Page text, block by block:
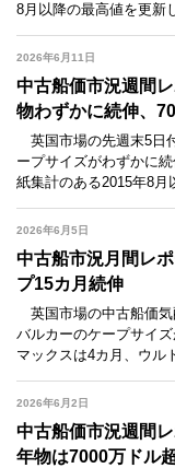
8月以降の最高値を更新
2026年6月11日
中古船価市況週間
物わずかに続伸、
英国市場の先週末5日
ープサイズがわずかに
紙集計のある2015年8月
2026年6月5日
中古船市況月間レ
プ15カ月続伸
英国市場の中古船価気
バルカーのケープサイ
マックスは4カ月、ウル
2026年6月2日
中古船価市況週間
年物は7000万ドル